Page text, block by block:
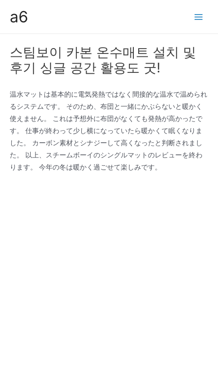
a6
스팀보이 카본 온수매트 설치 및
후기 싱글 공간 활용도 굿!
温水マットは基本的に電気発熱ではなく間接的な温水で温められ
るシステムです。 そのため、布団と一緒にかぶらないと暖かく
使えません。 これは予想外に布団がなくても発熱が高かったで
す。 仕事が終わって少し横になっていたら暖かくて眠くなりま
した。 カーボン素材とシナジーして高くなったと判断されまし
た。 以上、スチームボーイのシングルマットのレビューを終わ
ります。 今年の冬は暖かく過ごせて楽しみです。